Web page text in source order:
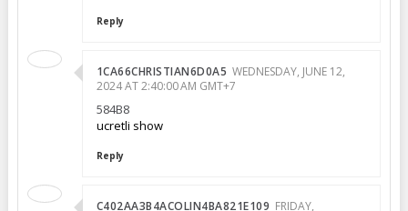
Reply
1CA66CHRISTIAN6D0A5 WEDNESDAY, JUNE 12,
2024 AT 2:40:00 AM GMT+7
584B8
ucretli show
Reply
C402AA3B4ACOLIN4BA821E109 FRIDAY,